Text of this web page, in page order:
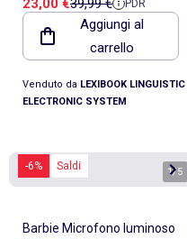
Bluetooth/wireless con
suono e luce
PDR
Aggiungi al
carrello
Venduto da LEXIBOOK LINGUISTIC
ELECTRONIC SYSTEM
-6% Saldi 1/5
Barbie Microfono luminoso